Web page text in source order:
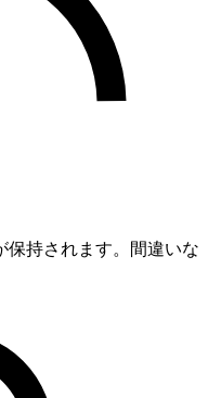
保持されます。間違いな